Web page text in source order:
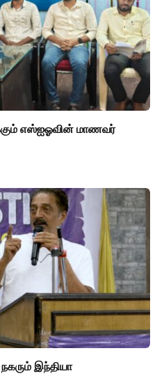
எஸ்ஐஓவின் மாணவர்
இந்தியா